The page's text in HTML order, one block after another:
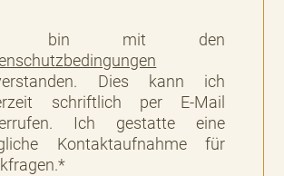
bin mit den
Dies kann ich
schriftlich per E-Mail
Ich gestatte eine
Kontaktaufnahme für